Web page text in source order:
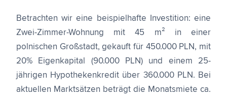
Betrachten wir eine beispielhafte Investition: eine
Zwei-Zimmer-Wohnung mit 45 m² in einer
polnischen Großstadt, gekauft für 450.000 PLN, mit
20% Eigenkapital (90.000 PLN) und einem 25-
jährigen Hypothekenkredit über 360.000 PLN. Bei
aktuellen Marktsätzen beträgt die Monatsmiete ca.